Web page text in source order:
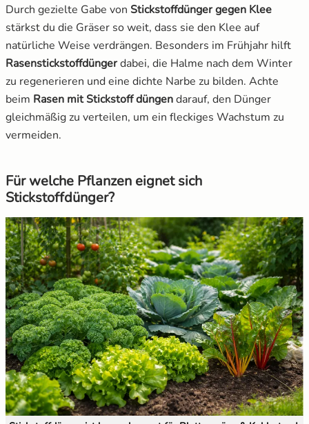
Durch gezielte Gabe von Stickstoffdünger gegen Klee
stärkst du die Gräser so weit, dass sie den Klee auf
natürliche Weise verdrängen. Besonders im Frühjahr hilft
Rasenstickstoffdüngerdabei, die Halme nach dem Winter
zu regenerieren und eine dichte Narbe zu bilden. Achte
beim Rasen mit Stickstoff düngendarauf, den Dünger
gleichmäßig zu verteilen, um ein fleckiges Wachstum zu
vermeiden.
Für welche Pflanzen eignet sich
Stickstoffdünger?